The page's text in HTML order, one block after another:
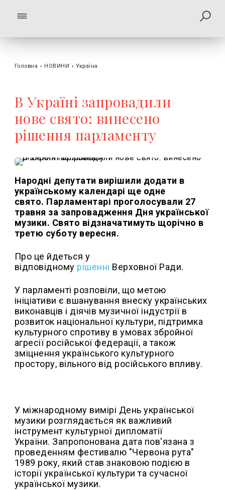
Головна › НОВИНИ › Україна
В Україні запровадили
нове свято: винесено
рішення парламенту
Народні депутати вирішили додати в
українському календарі ще одне
свято. Парламентарі проголосували 27
травня за запровадження Дня української
музики. Свято відзначатимуть щорічно в
третю суботу вересня.
Про це йдеться у
відповідному рішенні Верховної Ради.
У парламенті розповіли, що метою
ініціативи є вшанування внеску українських
виконавців і діячів музичної індустрії в
розвиток національної культури, підтримка
культурного спротиву в умовах збройної
агресії російської федерації, а також
зміцнення українського культурного
простору, вільного від російського впливу.
У міжнародному вимірі День української
музики розглядається як важливий
інструмент культурної дипломатії
України. Запропонована дата пов'язана з
проведенням фестивалю "Червона рута"
1989 року, який став знаковою подією в
історії української культури та сучасної
української музики.